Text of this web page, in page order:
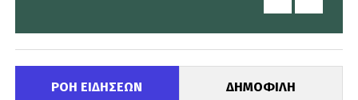
ΡΟΗ ΕΙΔΗΣΕΩΝ ΔΗΜΟΦΙΛΗ